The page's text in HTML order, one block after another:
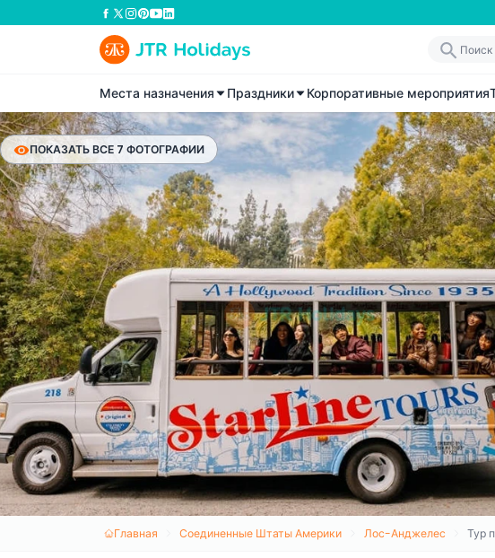
Места назначения Праздники Корпоративные мероприятия
ПОКАЗАТЬ ВСЕ 7 ФОТОГРАФИИ
Главная Соединенные Штаты Америки Лос-Анджелес Тур